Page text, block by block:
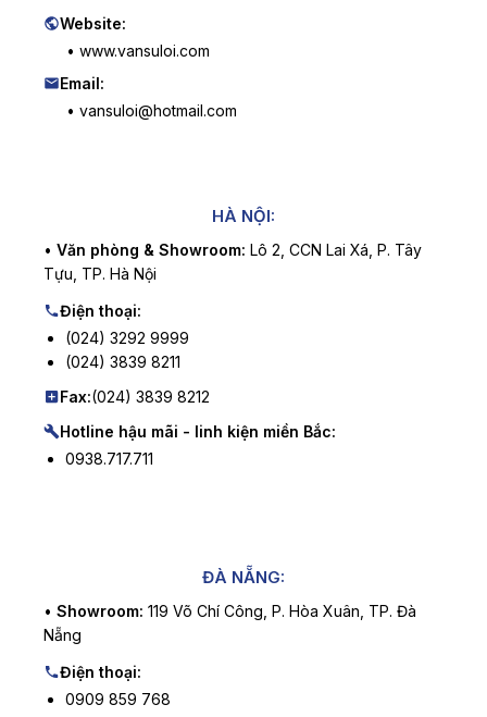
Website:
• www.vansuloi.com
Email:
• vansuloi@hotmail.com
HÀ NỘI:
• Văn phòng & Showroom: Lô 2, CCN Lai Xá, P. Tây
Tựu, TP. Hà Nội
Điện thoại:
(024) 3292 9999
(024) 3839 8211
Fax:(024) 3839 8212
Hotline hậu mãi - linh kiện miền Bắc:
0938.717.711
ĐÀ NẴNG:
• Showroom: 119 Võ Chí Công, P. Hòa Xuân, TP. Đà
Nẵng
Điện thoại:
0909 859 768